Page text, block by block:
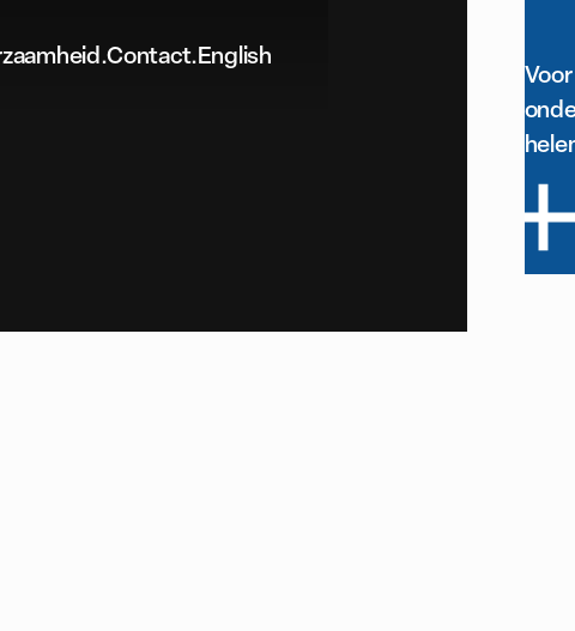
Contact.English